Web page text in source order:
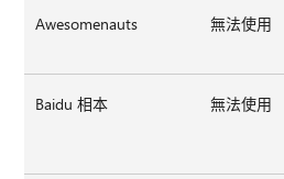
Awesomenauts 無法使用
Baidu 相本 無法使用